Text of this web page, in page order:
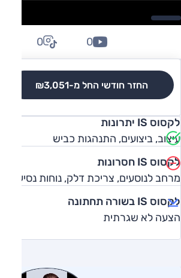
החזר חודשי החל מ-₪3,051
0
0
לקסוס IS יתרונות
עיצוב, ביצועים, התנהגות כביש
לקסוס IS חסרונות
מרחב לנוסעים, צריכת דלק, נוחות נסיעה
לקסוס IS בשורה תחתונה
הצעה לא שגרתית